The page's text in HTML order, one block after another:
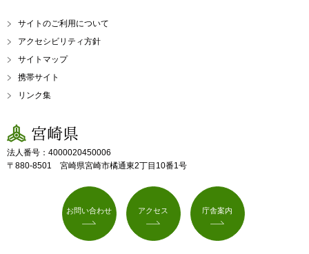
サイトのご利用について
アクセシビリティ方針
サイトマップ
携帯サイト
リンク集
宮崎県
法人番号：4000020450006
〒880-8501 宮崎県宮崎市橘通東2丁目10番1号
お問い合わせ アクセス 庁舎案内